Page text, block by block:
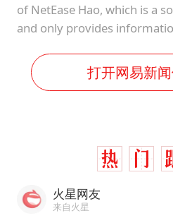
of NetEase Hao, which is a
and only provides
打开网易新
火星网友
来自火星